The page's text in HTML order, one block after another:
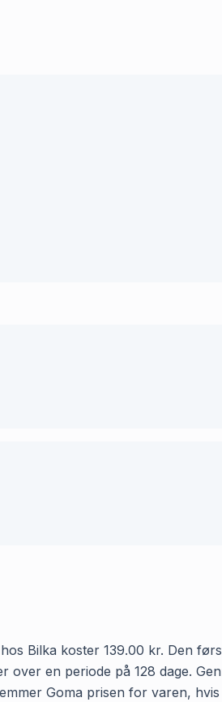
Bilka koster 139.00 kr. Den
over en periode på 128 dage.
Goma prisen for varen,